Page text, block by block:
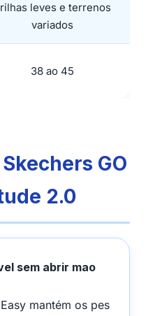
leves e terrenos
variados
38 ao 45
GO
2.0
sem abrir mao
mantém os pes